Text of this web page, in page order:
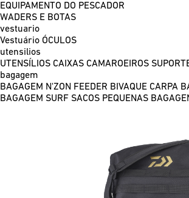
EQUIPAMENTO DO PESCADOR
WADERS E BOTAS
vestuario
Vestuário ÓCULOS
utensilios
UTENSÍLIOS CAIXAS CAMAROEIROS
bagagem
BAGAGEM N'ZON FEEDER BIVAQUE CARPA
BAGAGEM SURF SACOS PEQUENAS